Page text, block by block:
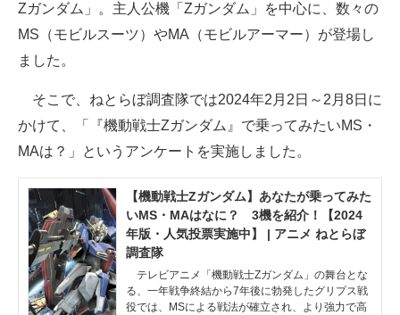
進化するPCとデバイスの未来
好きが集まる 比べて選べる
ビジネスと働き方のヒント
企業ITのトレンドを詳説
経営リーダーのコミュニティ
マーケ×ITの今がよく分かる
ITエンジニア向け専門サイト
Zガンダム」。主人公機「Zガンダム」を中心に、数々の
MS（モビルスーツ）やMA（モビルアーマー）が登場し
ました。
そこで、ねとらぼ調査隊では2024年2月2日～2月8日に
かけて、「『機動戦士Zガンダム』で乗ってみたいMS・
MAは？」というアンケートを実施しました。
【機動戦士Zガンダム】あなたが乗ってみた
いMS・MAはなに？ 3機を紹介！【2024
年版・人気投票実施中】 | アニメ ねとらぼ
調査隊
テレビアニメ「機動戦士Zガンダム」の舞台とな
る、一年戦争終結から7年後に勃発したグリプス戦
役では、MSによる戦法が確立され、より強力で高